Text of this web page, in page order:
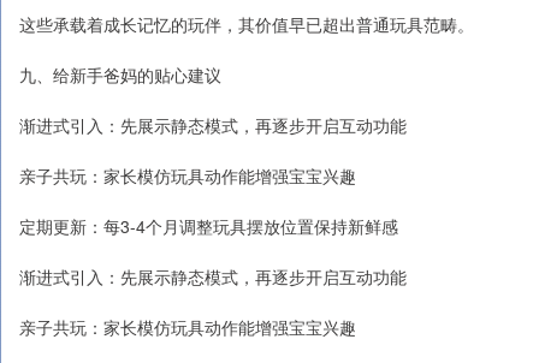
这些承载着成长记忆的玩伴，其价值早已超出普通玩具范畴。
九、给新手爸妈的贴心建议
渐进式引入：先展示静态模式，再逐步开启互动功能
亲子共玩：家长模仿玩具动作能增强宝宝兴趣
定期更新：每3-4个月调整玩具摆放位置保持新鲜感
渐进式引入：先展示静态模式，再逐步开启互动功能
亲子共玩：家长模仿玩具动作能增强宝宝兴趣